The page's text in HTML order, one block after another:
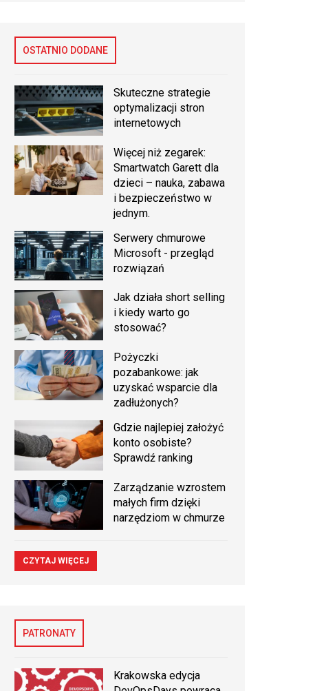
OSTATNIO DODANE
Skuteczne strategie
optymalizacji stron
internetowych
Więcej niż zegarek:
Smartwatch Garett dla
dzieci – nauka, zabawa
i bezpieczeństwo w
jednym.
Serwery chmurowe
Microsoft - przegląd
rozwiązań
Jak działa short selling
i kiedy warto go
stosować?
Pożyczki
pozabankowe: jak
uzyskać wsparcie dla
zadłużonych?
Gdzie najlepiej założyć
konto osobiste?
Sprawdź ranking
Zarządzanie wzrostem
małych firm dzięki
narzędziom w chmurze
CZYTAJ WIĘCEJ
PATRONATY
Krakowska edycja